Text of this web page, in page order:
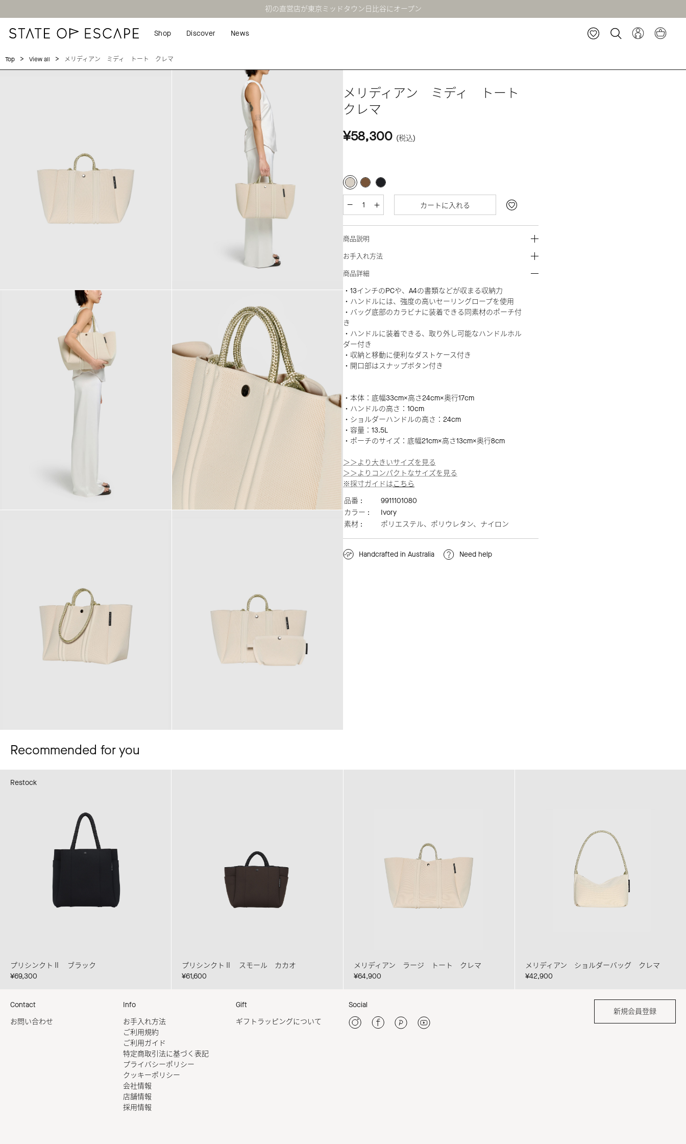
初の直営店が東京ミッドタウン日比谷にオープン
Shop Discover News
Top > View all > メリディアン ミディ トート クレマ
メリディアン ミディ トート
クレマ
¥58,300 (税込)
カートに入れる
商品説明
お手入れ方法
商品詳細
・13インチのPCや、A4の書類などが収まる収納力
・ハンドルには、強度の高いセーリングロープを使用
・バッグ底部のカラビナに装着できる同素材のポーチ付
き
・ハンドルに装着できる、取り外し可能なハンドルホル
ダー付き
・収納と移動に便利なダストケース付き
・開口部はスナップボタン付き
・本体：底幅33cm×高さ24cm×奥行17cm
・ハンドルの高さ：10cm
・ショルダーハンドルの高さ：24cm
・容量：13.5L
・ポーチのサイズ：底幅21cm×高さ13cm×奥行8cm
＞＞より大きいサイズを見る
＞＞よりコンパクトなサイズを見る
※採寸ガイドはこちら
品番 :
9911101080
カラー :
Ivory
素材 :
ポリエステル、ポリウレタン、ナイロン
Handcrafted in Australia Need help
Recommended for you
プリシンクトⅡ ブラック
¥69,300
Restock
プリシンクトⅡ スモール カカオ
¥61,600
メリディアン ラージ トート クレマ
¥64,900
メリディアン ショルダーバッグ クレマ
¥42,900
Contact
お問い合わせ
Info
お手入れ方法
ご利用規約
ご利用ガイド
特定商取引法に基づく表記
プライバシーポリシー
クッキーポリシー
会社情報
店舗情報
採用情報
Gift
ギフトラッピングについて
Social
新規会員登録